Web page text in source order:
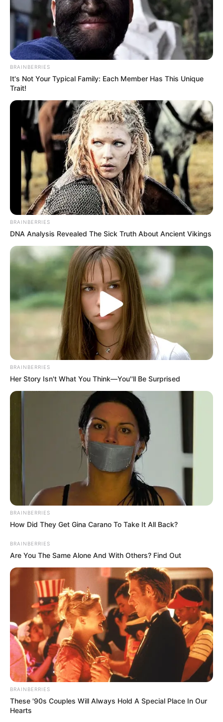
BRAINBERRIES
It's Not Your Typical Family: Each Member Has This Unique
Trait!
BRAINBERRIES
DNA Analysis Revealed The Sick Truth About Ancient Vikings
BRAINBERRIES
Her Story Isn't What You Think—You''ll Be Surprised
BRAINBERRIES
How Did They Get Gina Carano To Take It All Back?
BRAINBERRIES
Are You The Same Alone And With Others? Find Out
BRAINBERRIES
These '90s Couples Will Always Hold A Special Place In Our
Hearts